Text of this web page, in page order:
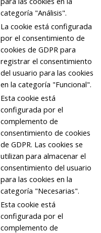
categoría "Análisis".
La cookie está configurada
por el consentimiento de
cookies de GDPR para
registrar el consentimiento
del usuario para las cookies
en la categoría "Funcional".
Esta cookie está
configurada por el
complemento de
consentimiento de cookies
de GDPR. Las cookies se
utilizan para almacenar el
consentimiento del usuario
para las cookies en la
categoría "Necesarias".
Esta cookie está
configurada por el
complemento de